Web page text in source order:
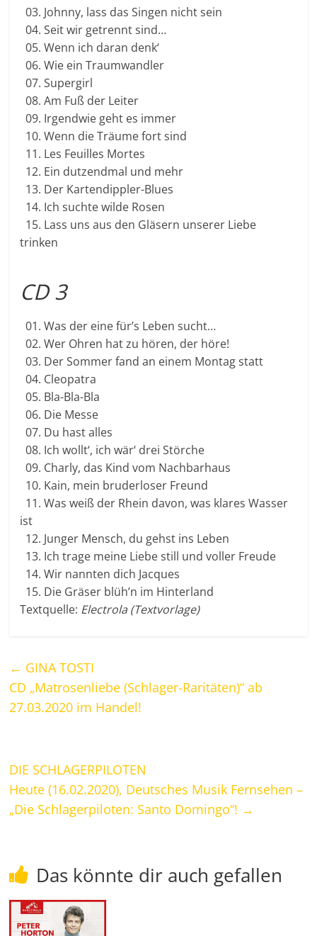
03. Johnny, lass das Singen nicht sein
04. Seit wir getrennt sind…
05. Wenn ich daran denk‘
06. Wie ein Traumwandler
07. Supergirl
08. Am Fuß der Leiter
09. Irgendwie geht es immer
10. Wenn die Träume fort sind
11. Les Feuilles Mortes
12. Ein dutzendmal und mehr
13. Der Kartendippler-Blues
14. Ich suchte wilde Rosen
15. Lass uns aus den Gläsern unserer Liebe
trinken
CD 3
01. Was der eine für’s Leben sucht…
02. Wer Ohren hat zu hören, der höre!
03. Der Sommer fand an einem Montag statt
04. Cleopatra
05. Bla-Bla-Bla
06. Die Messe
07. Du hast alles
08. Ich wollt‘, ich wär‘ drei Störche
09. Charly, das Kind vom Nachbarhaus
10. Kain, mein bruderloser Freund
11. Was weiß der Rhein davon, was klares Wasser
ist
12. Junger Mensch, du gehst ins Leben
13. Ich trage meine Liebe still und voller Freude
14. Wir nannten dich Jacques
15. Die Gräser blüh’n im Hinterland
Textquelle: Electrola (Textvorlage)
← GINA TOSTI
CD „Matrosenliebe (Schlager-Raritäten)“ ab
27.03.2020 im Handel!
DIE SCHLAGERPILOTEN
Heute (16.02.2020), Deutsches Musik Fernsehen –
„Die Schlagerpiloten: Santo Domingo“! →
Das könnte dir auch gefallen